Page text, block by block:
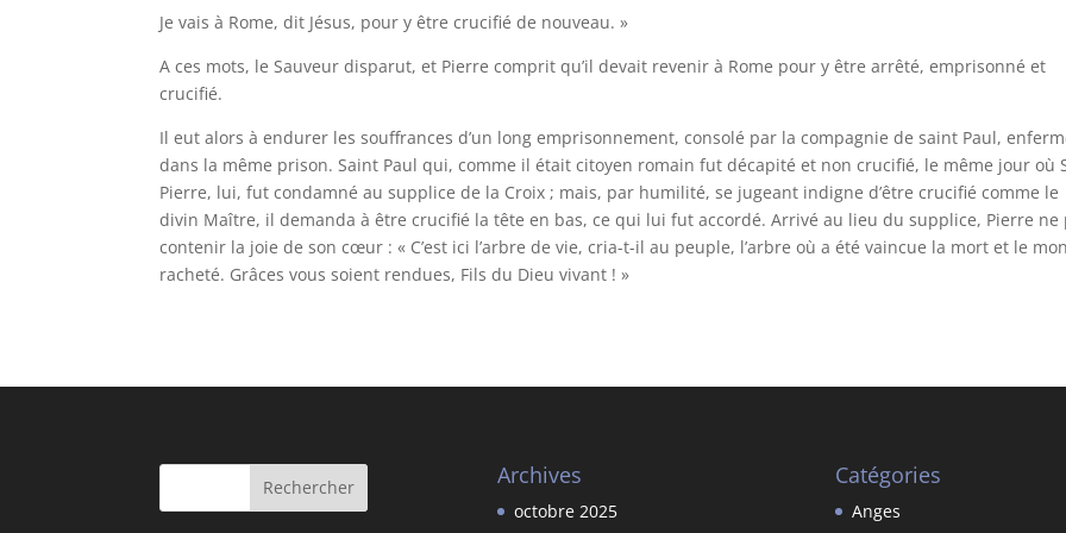
Je vais à Rome, dit Jésus, pour y être crucifié de nouveau. »
A ces mots, le Sauveur disparut, et Pierre comprit qu’il devait revenir à Rome pour y être arrêté, emprisonné et
crucifié.
Il eut alors à endurer les souffrances d’un long emprisonnement, consolé par la compagnie de saint Paul,
dans la même prison. Saint Paul qui, comme il était citoyen romain fut décapité et non crucifié, le même jour où
Pierre, lui, fut condamné au supplice de la Croix ; mais, par humilité, se jugeant indigne d’être crucifié comme le
divin Maître, il demanda à être crucifié la tête en bas, ce qui lui fut accordé. Arrivé au lieu du supplice, Pierre ne
contenir la joie de son cœur : « C’est ici l’arbre de vie, cria-t-il au peuple, l’arbre où a été vaincue la mort et le
racheté. Grâces vous soient rendues, Fils du Dieu vivant ! »
Archives
octobre 2025
Catégories
Anges